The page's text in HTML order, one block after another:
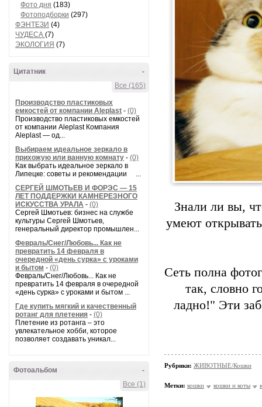
Фото дня (183)
Фотоподборки (297)
ФЭНТЕЗИ (4)
ЧУДЕСА (7)
ЭКОЛОГИЯ (7)
-
Цитатник
Все (165)
Производство пластиковых
емкостей от компании Aleplast - (0)
Производство пластиковых емкостей
от компании Aleplast Компания
Aleplast — од...
Выбираем идеальное зеркало в
прихожую или ванную комнату - (0)
Как выбрать идеальное зеркало в
Липецке: советы и рекомендации ...
СЕРГЕЙ ШМОТЬЕВ И ФОРЭС — 15
ЛЕТ ПОДДЕРЖКИ КАМНЕРЕЗНОГО
ИСКУССТВА УРАЛА - (0)
Сергей Шмотьев: бизнес на службе
культуры Сергей Шмотьев,
генеральный директор промышлен...
Февраль/Снег/Любовь... Как не
превратить 14 февраля в
очередной «день сурка» с уроками
и бытом - (0)
Февраль/Снег/Любовь... Как не
превратить 14 февраля в очередной
«день сурка» с уроками и бытом ...
Где купить мягкий и качественный
ротанг для плетения - (0)
Плетение из ротанга – это
увлекательное хобби, которое
позволяет создавать уникал...
-
Фотоальбом
Все (1)
Знали ли вы,
умеют
Сеть полна
так, словно
ладно!" Эти
Рубрики: ЖИВОТНЫЕ/Кошки
Метки: кошки кошки и коты